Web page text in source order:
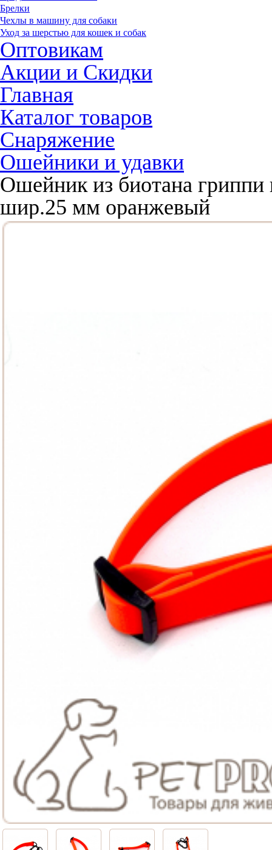
Брелки
Чехлы в машину для собаки
Уход за шерстью для кошек и собак
Оптовикам
Акции и Скидки
Главная
Каталог товаров
Снаряжение
Ошейники и удавки
Ошейник из биотана гриппи
шир.25 мм оранжевый